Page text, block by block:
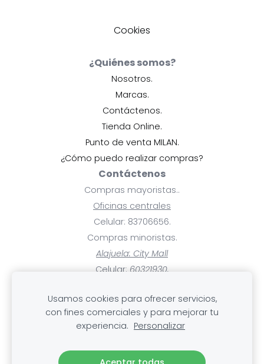
Cookies
¿Quiénes somos?
Nosotros.
Marcas.
Contáctenos.
Tienda Online.
Punto de venta MILAN.
¿Cómo puedo realizar compras?
Contáctenos
Compras mayoristas..
Oficinas centrales
Celular: 83706656.
Compras minoristas.
Alajuela: City Mall
Celular: 60321930.
Pagos y facturas.
Mis compras.
Cambios, devoluciones y rembolsos
.Envío
Usamos cookies para ofrecer servicios,
con fines comerciales y para mejorar tu
experiencia. Personalizar